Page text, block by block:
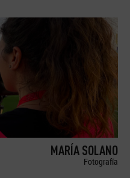
MARÍA SOLANO
Fotografía